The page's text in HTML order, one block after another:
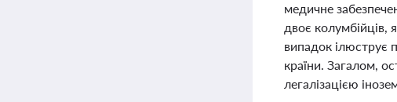
медичне
двоє колумбійців,
випадок ілюструє
країни. Загалом,
легалізацією